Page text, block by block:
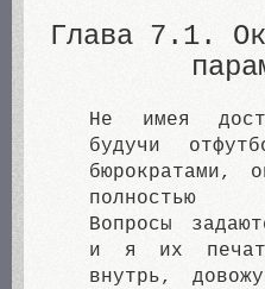
Глава 7.1.
Не имея
будучи
бюрократами,
полностью
Вопросы
и я их
внутрь,